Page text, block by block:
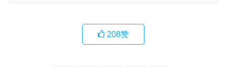
208赞